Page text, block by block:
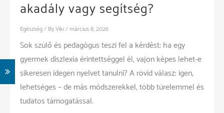
akadály vagy segítség?
Egészség/ ByViki/március 8, 2026
Sok szülő és pedagógus teszi fel a kérdést: ha egy
gyermek diszlexia érintettséggel él, vajon képes lehet-e
sikeresen idegen nyelvet tanulni? A rövid válasz: igen,
lehetséges – de más módszerekkel, több türelemmel és
tudatos támogatással.